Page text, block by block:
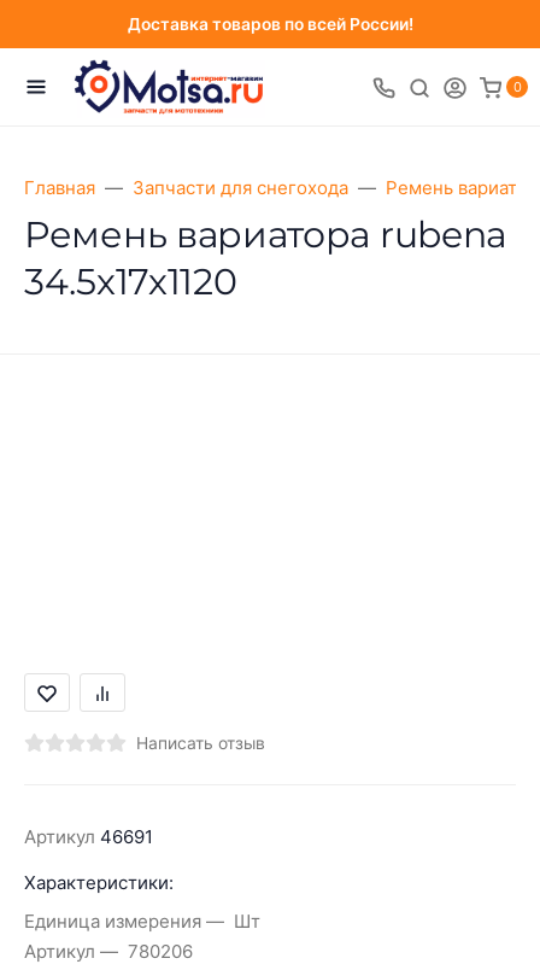
Доставка товаров по всей России!
0
Главная Запчасти для снегохода Ремень
Ремень вариатора rubena
34.5х17х1120
Написать отзыв
Артикул 46691
Характеристики:
Единица измерения
Шт
Артикул
780206